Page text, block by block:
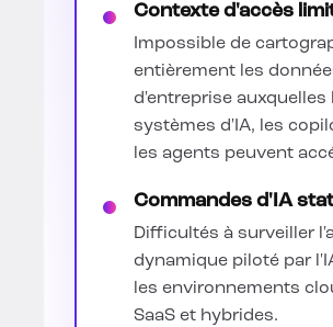
Contexte d'accès
Impossible de
entièrement les
d'entreprise auxquelles
systèmes d'IA, les
les agents peuvent
Commandes d'IA
Difficultés à surveiller
dynamique piloté par
les environnements
SaaS et hybrides.